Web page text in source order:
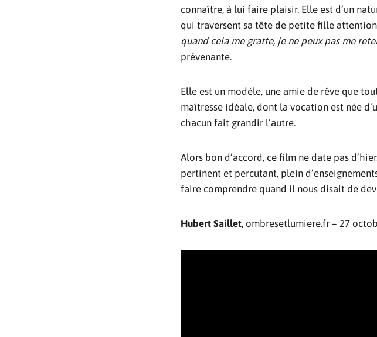
connaître, à lui faire plaisir. Elle est d’un
qui traversent sa tête de petite fille
quand cela me gratte, je ne peux pas me
prévenante.
Elle est un modèle, une amie de rêve que
maîtresse idéale, dont la vocation est née
chacun fait grandir l’autre.
Alors bon d’accord, ce film ne date pas
pertinent et percutant, plein
faire comprendre quand il nous disait de
Hubert Saillet, ombresetlumiere.fr – 27